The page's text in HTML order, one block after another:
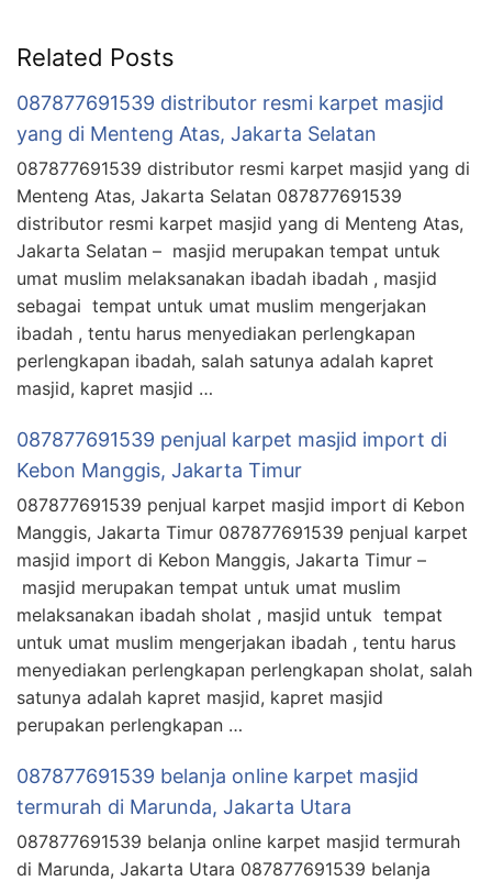
Related Posts
087877691539 distributor resmi karpet masjid
yang di Menteng Atas, Jakarta Selatan
087877691539 distributor resmi karpet masjid yang di
Menteng Atas, Jakarta Selatan 087877691539
distributor resmi karpet masjid yang di Menteng Atas,
Jakarta Selatan – masjid merupakan tempat untuk
umat muslim melaksanakan ibadah ibadah , masjid
sebagai tempat untuk umat muslim mengerjakan
ibadah , tentu harus menyediakan perlengkapan
perlengkapan ibadah, salah satunya adalah kapret
masjid, kapret masjid …
087877691539 penjual karpet masjid import di
Kebon Manggis, Jakarta Timur
087877691539 penjual karpet masjid import di Kebon
Manggis, Jakarta Timur 087877691539 penjual karpet
masjid import di Kebon Manggis, Jakarta Timur –
masjid merupakan tempat untuk umat muslim
melaksanakan ibadah sholat , masjid untuk tempat
untuk umat muslim mengerjakan ibadah , tentu harus
menyediakan perlengkapan perlengkapan sholat, salah
satunya adalah kapret masjid, kapret masjid
perupakan perlengkapan …
087877691539 belanja online karpet masjid
termurah di Marunda, Jakarta Utara
087877691539 belanja online karpet masjid termurah
di Marunda, Jakarta Utara 087877691539 belanja